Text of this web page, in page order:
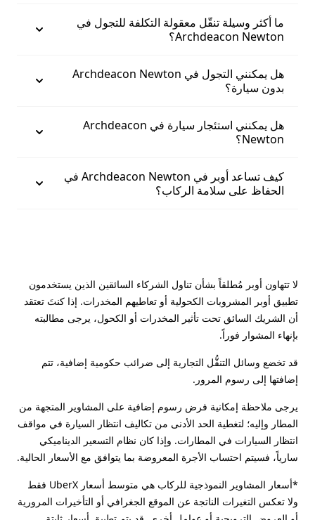
ما أكثر وسيلة تنقّل معقولة التكلفة للتجول في
Archdeacon Newton؟
هل يمكنني التجول في Archdeacon Newton
بدون سيارة؟
هل يمكنني استئجار سيارة في Archdeacon
Newton؟
كيف تساعد أوبر في Archdeacon Newton في
الحفاظ على سلامة الركاب؟
لا تتهاون أوبر مُطلقاً بشأن تناول الشركاء السائقين الذين يستخدمون
تطبيق أوبر المشروبات الكحولية أو تعاطيهم المخدرات. إذا كنتَ تعتقد
أن الشريك السائق تحت تأثير المخدرات أو الكحول، يرجى مطالبته
بإنهاء المشوار فوراً.
قد تخضع وسائل التنقُّل التجارية إلى ضرائب حكومية إضافية، تتم
إضافتها إلى رسوم المرور.
يرجى ملاحظة إمكانية فرض رسوم إضافية على المشاوير المتجهة من
المطار وإليه؛ لتغطية الحد الأدنى من تكاليف انتظار السيارة في مواقف
انتظار السيارات في المطارات. وإذا كان نظام التسعير الديناميكي
سارياً، فسيتم احتساب الأجرة المعروضة بما يتوافق مع الأسعار الحالية.
*أسعار المشاوير النموذجية للركاب هي متوسط أسعار UberX فقط
ولا تعكس التغيرات الناتجة عن الموقع الجغرافي أو التأخيرات المرورية